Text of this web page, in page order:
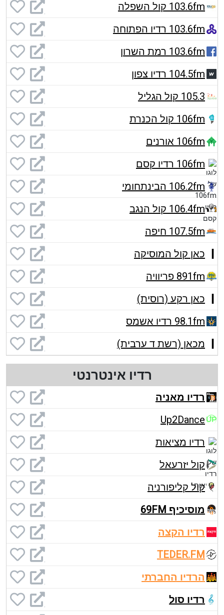
103.6fm קול השפלה
103.6fm רדיו הפתוחה
103.6fm רמת השרון
104.5fm רדיו צפון
105.3 קול הגליל
106fm קול הכנרת
106fm אורנים
106fm רדיו קסם
106.2fm הבינתחומי
106.4fm קול הנגב
107.5fm חיפה
כאן קול המוסיקה
891fm פריוויה
כאן רקע (רוסית)
98.1fm רדיו אשמס
מכאן (רשת ד ערבית)
רדיו אינטרנטי
רדיו מאניה
Up2Dance
רדיו מציאות
קול יזרעאל
קול קליפורניה
מוסיכיף 69FM
רדיו הקצה
TEDER.FM
הרדיו החברתי
רדיו סול